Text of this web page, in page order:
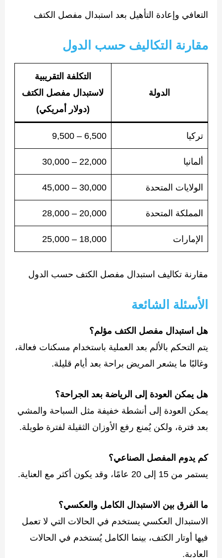
التعافي وإعادة التأهيل بعد استبدال مفصل الكتف
مقارنة التكاليف حسب الدول
الدولة
التكلفة التقريبية
لاستبدال مفصل الكتف
(دولار أمريكي)
تركيا 6,500 – 9,500
ألمانيا 22,000 – 30,000
الولايات المتحدة 30,000 – 45,000
المملكة المتحدة 20,000 – 28,000
الإمارات 18,000 – 25,000
مقارنة تكاليف استبدال مفصل الكتف حسب الدول
الأسئلة الشائعة
هل استبدال مفصل الكتف مؤلم؟
يتم التحكم بالألم بعد العملية باستخدام مسكنات فعالة،
وغالبًا ما يشعر المريض براحة بعد أيام قليلة.
هل يمكن العودة إلى الرياضة بعد الجراحة؟
يمكن العودة إلى أنشطة خفيفة مثل السباحة والمشي
بعد فترة، ولكن يُمنع رفع الأوزان الثقيلة لفترة طويلة.
كم يدوم المفصل الصناعي؟
يستمر من 15 إلى 20 عامًا، وقد يكون أكثر مع العناية.
ما الفرق بين الاستبدال الكامل والعكسي؟
الاستبدال العكسي يستخدم في الحالات التي لا تعمل
فيها أوتار الكتف، بينما الكامل يُستخدم في الحالات
العادية.